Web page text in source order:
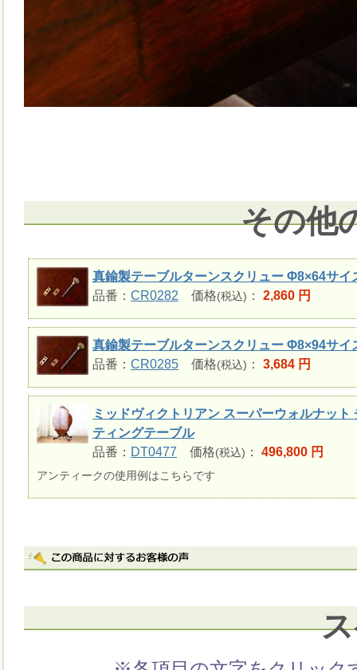
その他
真鍮製テーブルターンスクリュー Φ8×64サイ
品番： CR0282 価格(税込) ： 2,860 円
真鍮製テーブルターンスクリュー Φ8×94サイ
品番： CR0285 価格(税込) ： 3,684 円
ミッドヴィクトリアン スーパーウォルナット
ティングテーブル
品番： DT0477 価格(税込) ： 496,800 円
アンティークの使用例はこちらです